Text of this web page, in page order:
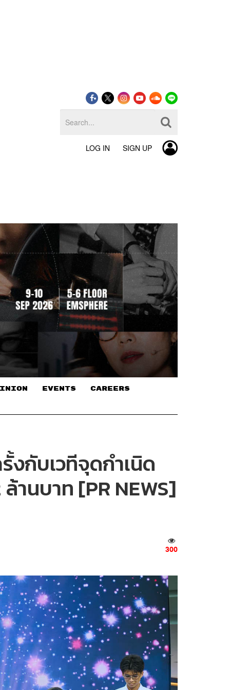
LOG IN SIGN UP
EVENTS CAREERS
งกับเวทีจุดกำเนิด
านบาท [PR NEWS]
300